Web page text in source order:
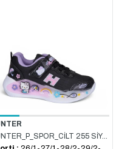
HUNTER_P_SPOR_CİLT 255 SİYAH_LİLA